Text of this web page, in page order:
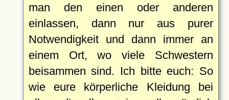
man den einen oder anderen
einlassen, dann nur aus purer
Notwendigkeit und dann immer an
einem Ort, wo viele Schwestern
beisammen sind. Ich bitte euch: So
wie eure körperliche Kleidung bei